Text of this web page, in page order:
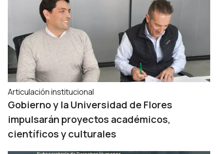
Articulación institucional
Gobierno y la Universidad de Flores
impulsarán proyectos académicos,
científicos y culturales